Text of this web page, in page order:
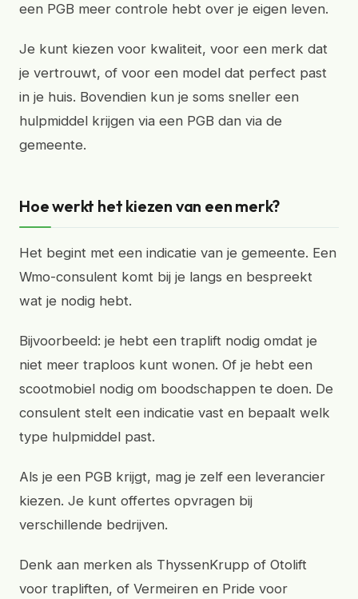
een PGB meer controle hebt over je eigen leven.
Je kunt kiezen voor kwaliteit, voor een merk dat
je vertrouwt, of voor een model dat perfect past
in je huis. Bovendien kun je soms sneller een
hulpmiddel krijgen via een PGB dan via de
gemeente.
Hoe werkt het kiezen van een merk?
Het begint met een indicatie van je gemeente. Een
Wmo-consulent komt bij je langs en bespreekt
wat je nodig hebt.
Bijvoorbeeld: je hebt een traplift nodig omdat je
niet meer traploos kunt wonen. Of je hebt een
scootmobiel nodig om boodschappen te doen. De
consulent stelt een indicatie vast en bepaalt welk
type hulpmiddel past.
Als je een PGB krijgt, mag je zelf een leverancier
kiezen. Je kunt offertes opvragen bij
verschillende bedrijven.
Denk aan merken als ThyssenKrupp of Otolift
voor trapliften, of Vermeiren en Pride voor